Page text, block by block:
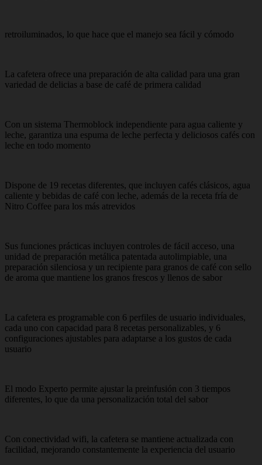
retroiluminados, lo que hace que el manejo sea fácil y cómodo
La cafetera ofrece una preparación de alta calidad para una gran
variedad de delicias a base de café de primera calidad
Con un sistema Thermoblock independiente para agua caliente y
leche, garantiza una espuma de leche perfecta y deliciosos cafés con
leche en todo momento
Dispone de 19 recetas diferentes, que incluyen cafés clásicos, agua
caliente y bebidas de café con leche, además de la receta fría de
Nitro Coffee para los más atrevidos
Sus funciones prácticas incluyen controles de fácil acceso, una
unidad de preparación metálica patentada autolimpiable, una
preparación silenciosa y un recipiente para granos de café con sello
de aroma que mantiene los granos frescos y llenos de sabor
La cafetera es programable con 6 perfiles de usuario individuales,
cada uno con capacidad para 8 recetas personalizables, y 6
configuraciones ajustables para adaptarse a los gustos de cada
usuario
El modo Experto permite ajustar la preinfusión con 3 tiempos
diferentes, lo que da una personalización total del sabor
Con conectividad wifi, la cafetera se mantiene actualizada con
facilidad, mejorando constantemente la experiencia del usuario